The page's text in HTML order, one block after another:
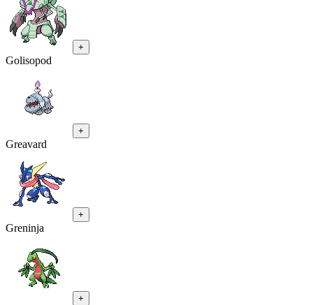
+
Golisopod
+
Greavard
+
Greninja
+